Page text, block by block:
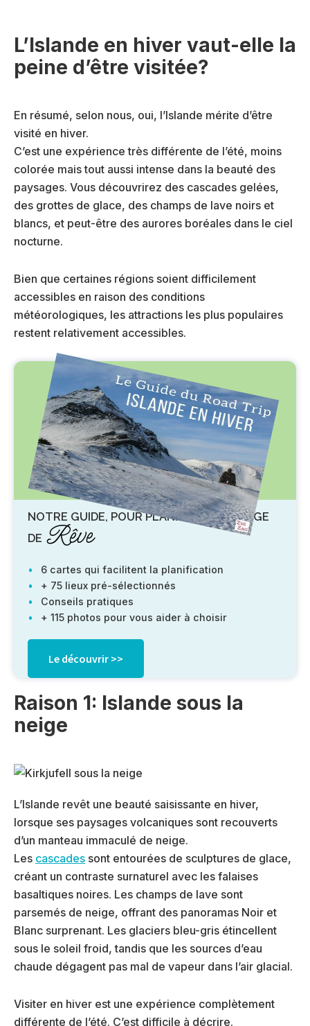
L’Islande en hiver vaut-elle la
peine d’être visitée?
En résumé, selon nous, oui, l’Islande mérite d’être
visité en hiver.
C’est une expérience très différente de l’été, moins
colorée mais tout aussi intense dans la beauté des
paysages. Vous découvrirez des cascades gelées,
des grottes de glace, des champs de lave noirs et
blancs, et peut-être des aurores boréales dans le ciel
nocturne.
Bien que certaines régions soient difficilement
accessibles en raison des conditions
météorologiques, les attractions les plus populaires
restent relativement accessibles.
NOTRE GUIDE, POUR PLANIFIER UN VOYAGE
DE Rêve
6 cartes qui facilitent la planification
+ 75 lieux pré-sélectionnés
Conseils pratiques
+ 115 photos pour vous aider à choisir
Le découvrir >>
Raison 1: Islande sous la
neige
L’Islande revêt une beauté saisissante en hiver,
lorsque ses paysages volcaniques sont recouverts
d’un manteau immaculé de neige.
Les cascades sont entourées de sculptures de glace,
créant un contraste surnaturel avec les falaises
basaltiques noires. Les champs de lave sont
parsemés de neige, offrant des panoramas Noir et
Blanc surprenant. Les glaciers bleu-gris étincellent
sous le soleil froid, tandis que les sources d’eau
chaude dégagent pas mal de vapeur dans l’air glacial.
Visiter en hiver est une expérience complètement
différente de l’été. C’est difficile à décrire.